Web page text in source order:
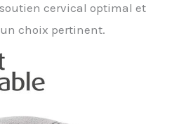
cervical optimal et
choix pertinent.